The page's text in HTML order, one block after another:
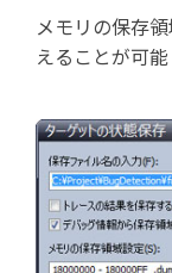
メモリの保存
えることが可能